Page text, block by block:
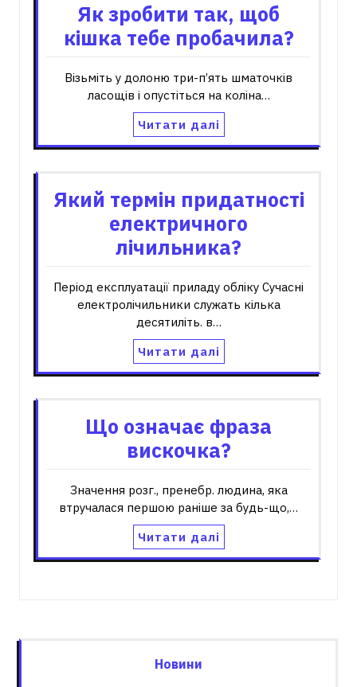
Як зробити так, щоб
кішка тебе пробачила?
Візьміть у долоню три-п’ять шматочків
ласощів і опустіться на коліна…
Читати далі
Який термін придатності
електричного
лічильника?
Період експлуатації приладу обліку Сучасні
електролічильники служать кілька
десятиліть. в…
Читати далі
Що означає фраза
вискочка?
Значення розг., пренебр. людина, яка
втручалася першою раніше за будь-що,…
Читати далі
Новини